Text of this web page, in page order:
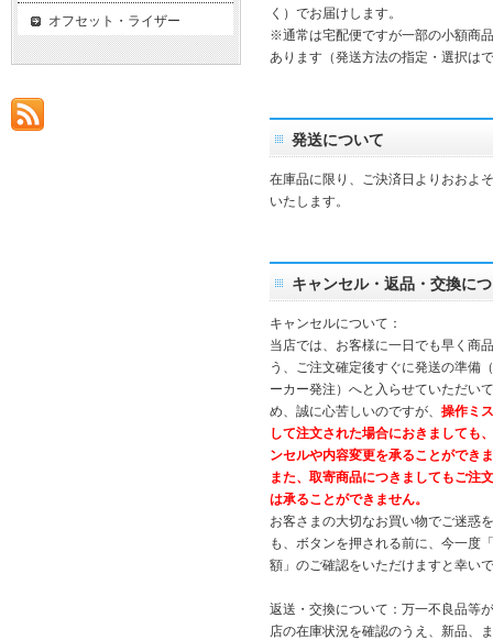
く）でお届けします。
※通常は宅配便ですが一部の小額商
あります（発送方法の指定・選択は
発送について
在庫品に限り、ご決済日よりおおよ
いたします。
キャンセル・返品・交換に
キャンセルについて：
当店では、お客様に一日でも早く商
う、ご注文確定後すぐに発送の準備
ーカー発注）へと入らせていただい
め、誠に心苦しいのですが、 操作ミ
して注文された場合におきましても
ンセルや内容変更を承ることができ
また、取寄商品につきましてもご注
は承ることができません。
お客さまの大切なお買い物でご迷惑
も、ボタンを押される前に、今一度
額」のご確認をいただけますと幸い
返送・交換について：万一不良品等
店の在庫状況を確認のうえ、新品、
オフセット・ライザー